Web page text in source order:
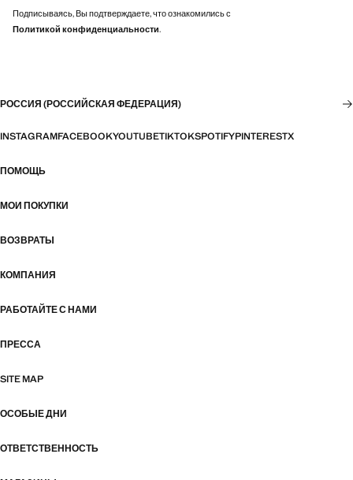
Подписываясь, Вы подтверждаете, что ознакомились с
Политикой конфиденциальности.
РОССИЯ (РОССИЙСКАЯ ФЕДЕРАЦИЯ)
INSTAGRAMFACEBOOKYOUTUBETIKTOKSPOTIFYPINTERESTX
ПОМОЩЬ
МОИ ПОКУПКИ
ВОЗВРАТЫ
КОМПАНИЯ
РАБОТАЙТЕ С НАМИ
ПРЕССА
SITE MAP
ОСОБЫЕ ДНИ
ОТВЕТСТВЕННОСТЬ